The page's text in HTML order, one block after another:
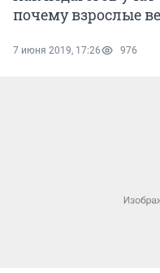
почему взрослые
7 июня 2019, 17:26 976